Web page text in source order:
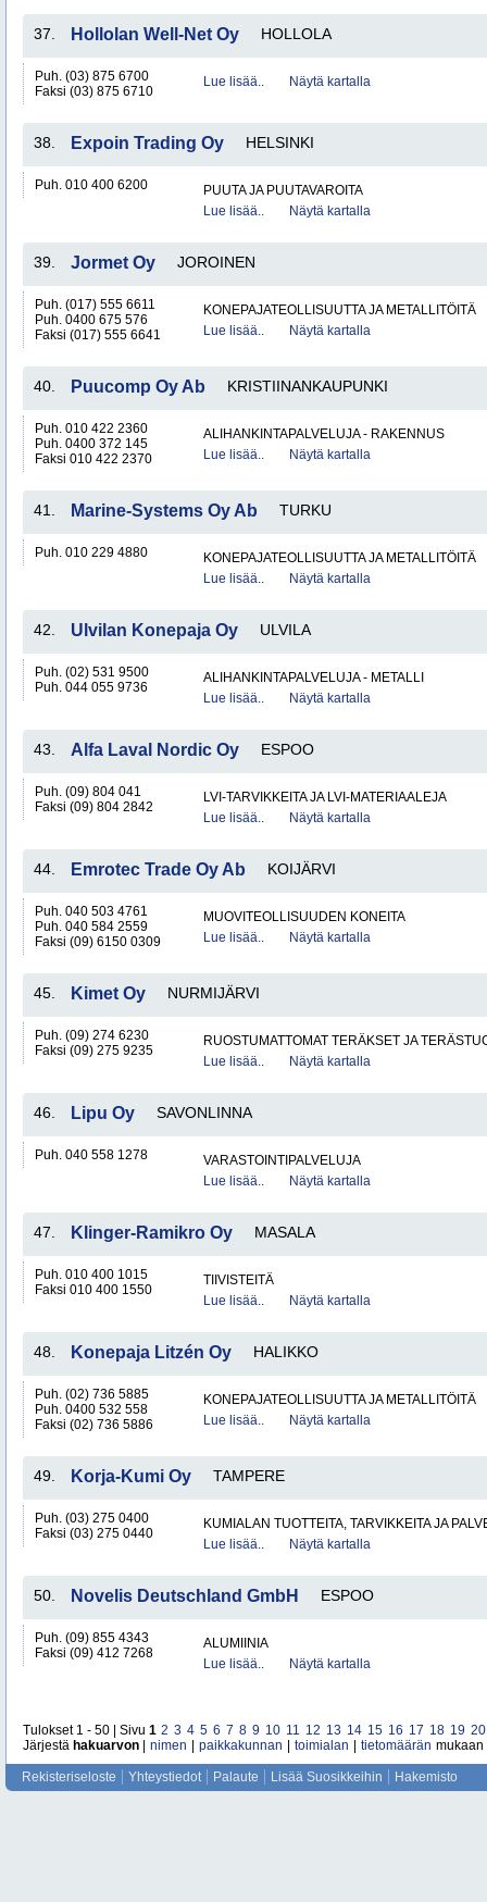
37. Hollolan Well-Net Oy HOLLOLA
Puh. (03) 875 6700
Faksi (03) 875 6710
Lue lisää.. Näytä kartalla
38. Expoin Trading Oy HELSINKI
Puh. 010 400 6200
PUUTA JA PUUTAVAROITA
Lue lisää..
Näytä kartalla
39. Jormet Oy JOROINEN
Puh. (017) 555 6611
Puh. 0400 675 576
Faksi (017) 555 6641
KONEPAJATEOLLISUUTTA JA METALLITÖITÄ
Lue lisää..
Näytä kartalla
40. Puucomp Oy Ab KRISTIINANKAUPUNKI
Puh. 010 422 2360
Puh. 0400 372 145
Faksi 010 422 2370
ALIHANKINTAPALVELUJA - RAKENNUS
Lue lisää..
Näytä kartalla
41. Marine-Systems Oy Ab TURKU
Puh. 010 229 4880
KONEPAJATEOLLISUUTTA JA METALLITÖITÄ
Lue lisää..
Näytä kartalla
42. Ulvilan Konepaja Oy ULVILA
Puh. (02) 531 9500
Puh. 044 055 9736
ALIHANKINTAPALVELUJA - METALLI
Lue lisää..
Näytä kartalla
43. Alfa Laval Nordic Oy ESPOO
Puh. (09) 804 041
Faksi (09) 804 2842
LVI-TARVIKKEITA JA LVI-MATERIAALEJA
Lue lisää..
Näytä kartalla
44. Emrotec Trade Oy Ab KOIJÄRVI
Puh. 040 503 4761
Puh. 040 584 2559
Faksi (09) 6150 0309
MUOVITEOLLISUUDEN KONEITA
Lue lisää..
Näytä kartalla
45. Kimet Oy NURMIJÄRVI
Puh. (09) 274 6230
Faksi (09) 275 9235
RUOSTUMATTOMAT TERÄKSET JA
Lue lisää..
Näytä kartalla
46. Lipu Oy SAVONLINNA
Puh. 040 558 1278
VARASTOINTIPALVELUJA
Lue lisää..
Näytä kartalla
47. Klinger-Ramikro Oy MASALA
Puh. 010 400 1015
Faksi 010 400 1550
TIIVISTEITÄ
Lue lisää..
Näytä kartalla
48. Konepaja Litzén Oy HALIKKO
Puh. (02) 736 5885
Puh. 0400 532 558
Faksi (02) 736 5886
KONEPAJATEOLLISUUTTA JA METALLITÖITÄ
Lue lisää..
Näytä kartalla
49. Korja-Kumi Oy TAMPERE
Puh. (03) 275 0400
Faksi (03) 275 0440
KUMIALAN TUOTTEITA, TARVIKKEITA JA
Lue lisää..
Näytä kartalla
50. Novelis Deutschland GmbH ESPOO
Puh. (09) 855 4343
Faksi (09) 412 7268
ALUMIINIA
Lue lisää..
Näytä kartalla
Tulokset 1 - 50 | Sivu 1 2 3 4 5 6 7 8 9 10 11 12 13 14 15 16 17 18 19 20
Järjestä hakuarvon nimen paikkakunnan toimialan tietomäärän mukaan
Rekisteriseloste Yhteystiedot Palaute Lisää Suosikkeihin Hakemisto